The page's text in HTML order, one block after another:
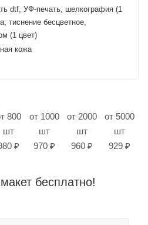
dtf, УФ-печать, шелкография (1
тиснение бесцветное,
(1 цвет)
кожа
800
шт
₽
от 1000
шт
970 ₽
от 2000
шт
960 ₽
от 5000
шт
929 ₽
бесплатно!